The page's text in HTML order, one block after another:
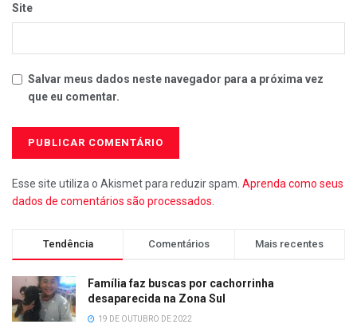
Site
Salvar meus dados neste navegador para a próxima vez
que eu comentar.
Esse site utiliza o Akismet para reduzir spam. Aprenda como seus
dados de comentários são processados
Tendência Comentários Mais recentes
Família faz buscas por cachorrinha
desaparecida na Zona Sul
19 DE OUTUBRO DE 2022